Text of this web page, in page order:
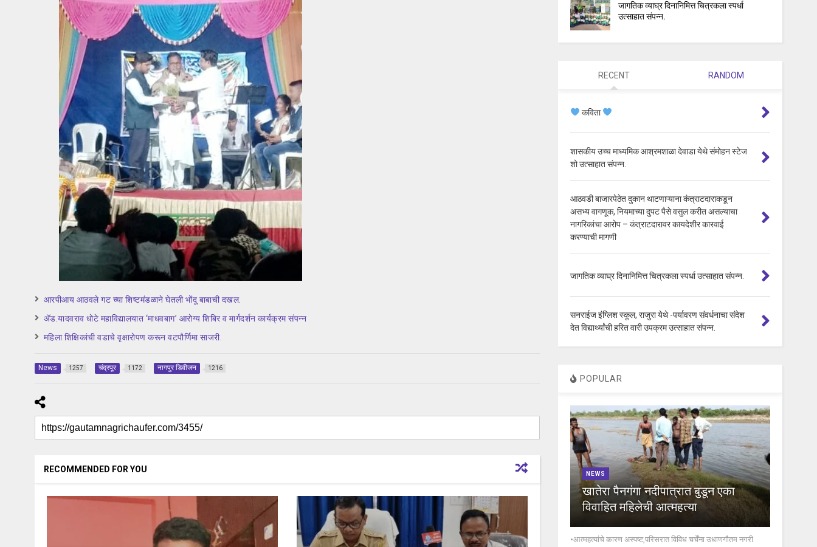
आरपीआय आठवले गट च्या शिष्टमंडळाने घेतली भोंदू बाबाची दखल.
ॲड.यादवराव धोटे महाविद्यालयात ‘माधवबाग’ आरोग्य शिबिर व मार्गदर्शन कार्यक्रम संपन्न
महिला शिक्षिकांची वडाचे वृक्षारोपण करून वटपौर्णिमा साजरी.
News 1257 चंद्रपूर 1172 नागपुर डिवीजन 1216
RECOMMENDED FOR YOU
जागतिक व्याघ्र दिनानिमित्त चित्रकला स्पर्धा
उत्साहात संपन्न.
RECENT RANDOM
कविता
शासकीय उच्च माध्यमिक आश्रमशाळा देवाडा येथे संमोहन स्टेज
शो उत्साहात संपन्न.
आठवडी बाजारपेठेत दुकान थाटणाऱ्याना कंत्राटदाराकडून
असभ्य वागणूक, नियमाच्या दुपट पैसे वसुल करीत असल्याचा
नागरिकांचा आरोप – कंत्राटदारावर कायदेशीर कारवाई
करण्याची मागणी
जागतिक व्याघ्र दिनानिमित्त चित्रकला स्पर्धा उत्साहात संपन्न.
सनराईज इंग्लिश स्कूल, राजुरा येथे -पर्यावरण संवर्धनाचा संदेश
देत विद्यार्थ्यांची हरित वारी उपक्रम उत्साहात संपन्न.
POPULAR
NEWS
खातेरा पैनगंगा नदीपात्रात बुडून एका
विवाहित महिलेची आत्महत्या
•आत्महत्यांचे कारण अस्पष्ट,परिसरात विविध चर्चेंना उधाणगौतम नगरी